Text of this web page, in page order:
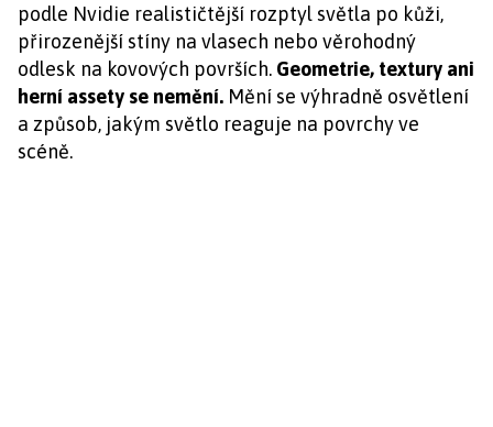
podle Nvidie realističtější rozptyl světla po kůži,
přirozenější stíny na vlasech nebo věrohodný
odlesk na kovových površích. Geometrie, textury ani
herní assety se nemění. Mění se výhradně osvětlení
a způsob, jakým světlo reaguje na povrchy ve
scéně.